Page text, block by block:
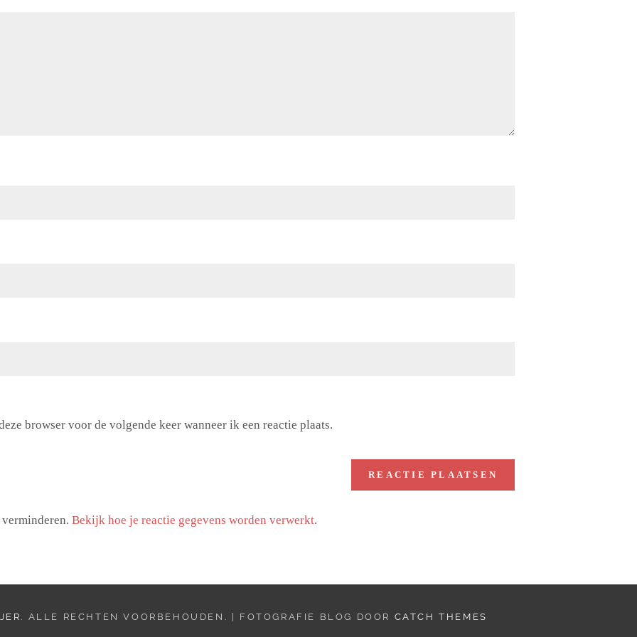
browser voor de volgende keer wanneer ik een reactie plaats.
Bekijk hoe je reactie gegevens worden verwerkt.
. ALLE RECHTEN VOORBEHOUDEN. | FOTOGRAFIE BLOG DOOR CATCH THEMES